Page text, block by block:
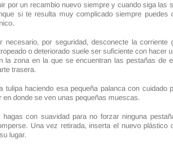
por un recambio nuevo siempre y cuando siga las
si te resulta muy complicado siempre puedes
necesario, por seguridad, desconecte la corriente
o deteriorado suele ser suficiente con hacer
la zona en la que se encuentran las pestañas de
trasera.
tulipa haciendo esa pequeña palanca con cuidado
en donde se ven unas pequeñas muescas.
con suavidad para no forzar ninguna
Una vez retirada, inserta el nuevo plástico
lugar.